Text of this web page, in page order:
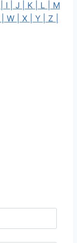
I | J | K | L |
M
W | X | Y | Z |